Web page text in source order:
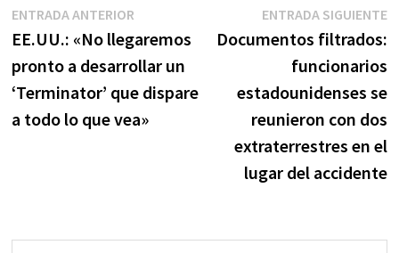
Navegación
de
entradas
ENTRADA ANTERIOREntrada
anterior:
EE.UU.: «No llegaremos
pronto a desarrollar un
‘Terminator’ que dispare
a todo lo que vea»
ENTRADA SIGUIENTE
Documentos filtrados:
funcionarios
estadounidenses se
reunieron con dos
extraterrestres en el
lugar del accidente